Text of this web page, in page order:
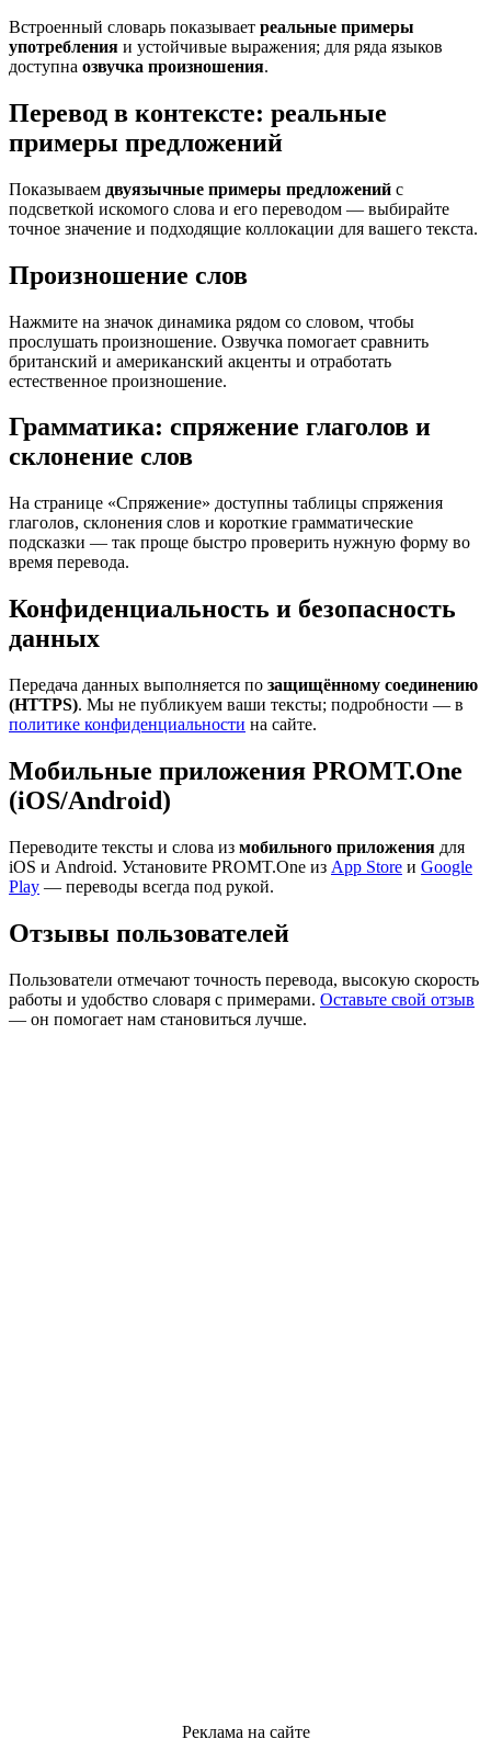
Встроенный словарь показывает реальные примеры
употребления и устойчивые выражения; для ряда языков
доступна озвучка произношения.
Перевод в контексте: реальные
примеры предложений
Показываем двуязычные примеры предложений с
подсветкой искомого слова и его переводом — выбирайте
точное значение и подходящие коллокации для вашего текста.
Произношение слов
Нажмите на значок динамика рядом со словом, чтобы
прослушать произношение. Озвучка помогает сравнить
британский и американский акценты и отработать
естественное произношение.
Грамматика: спряжение глаголов и
склонение слов
На странице «Спряжение» доступны таблицы спряжения
глаголов, склонения слов и короткие грамматические
подсказки — так проще быстро проверить нужную форму во
время перевода.
Конфиденциальность и безопасность
данных
Передача данных выполняется по защищённому соединению
(HTTPS). Мы не публикуем ваши тексты; подробности — в
политике конфиденциальности на сайте.
Мобильные приложения PROMT.One
(iOS/Android)
Переводите тексты и слова из мобильного приложения для
iOS и Android. Установите PROMT.One из App Store и Google
Play — переводы всегда под рукой.
Отзывы пользователей
Пользователи отмечают точность перевода, высокую скорость
работы и удобство словаря с примерами. Оставьте свой отзыв
— он помогает нам становиться лучше.
Реклама на сайте